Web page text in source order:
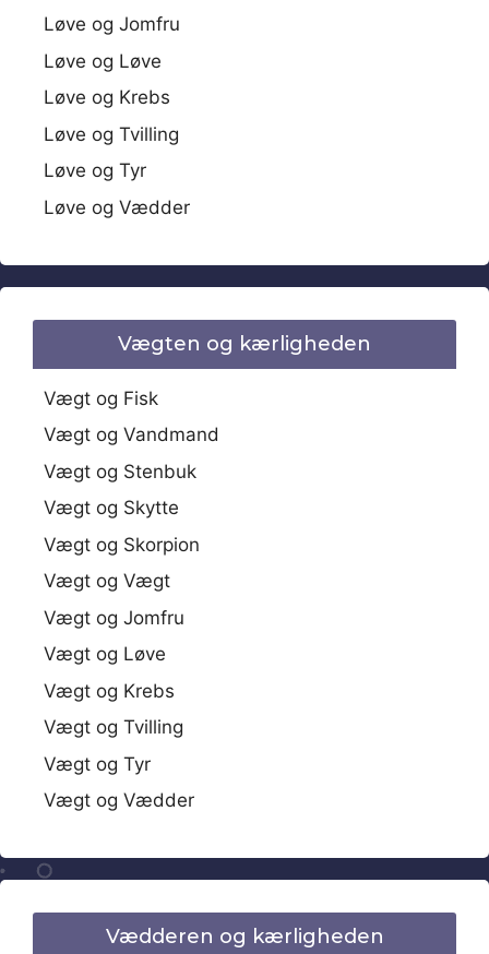
Løve og Jomfru
Løve og Løve
Løve og Krebs
Løve og Tvilling
Løve og Tyr
Løve og Vædder
Vægten og kærligheden
Vægt og Fisk
Vægt og Vandmand
Vægt og Stenbuk
Vægt og Skytte
Vægt og Skorpion
Vægt og Vægt
Vægt og Jomfru
Vægt og Løve
Vægt og Krebs
Vægt og Tvilling
Vægt og Tyr
Vægt og Vædder
Vædderen og kærligheden